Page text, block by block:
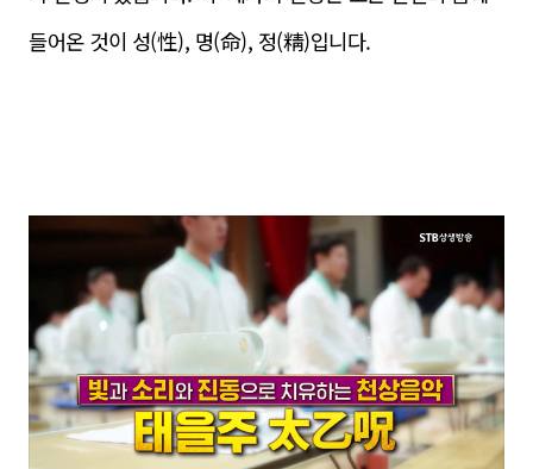
들어온 것이 성(性), 명(命), 정(精)입니다.